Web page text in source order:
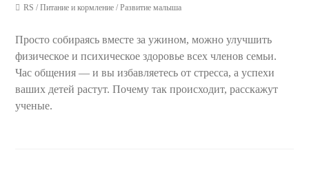
RS / Питание и кормление / Развитие малыша
Просто собираясь вместе за ужином, можно улучшить
физическое и психическое здоровье всех членов семьи.
Час общения — и вы избавляетесь от стресса, а успехи
ваших детей растут. Почему так происходит, расскажут
ученые.